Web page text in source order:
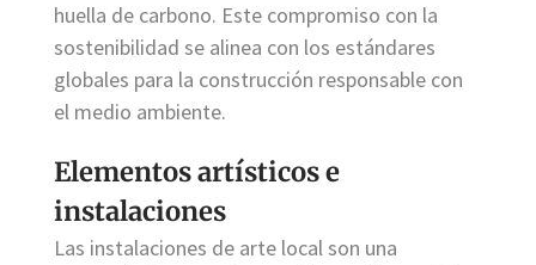
huella de carbono. Este compromiso con la
sostenibilidad se alinea con los estándares
globales para la construcción responsable con
el medio ambiente.
Elementos artísticos e
instalaciones
Las instalaciones de arte local son una